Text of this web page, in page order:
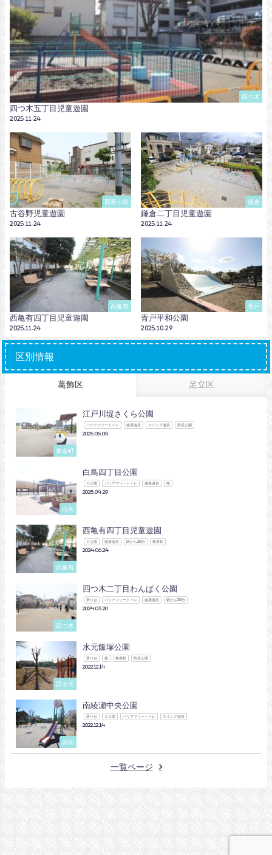
四つ木
四つ木五丁目児童遊園
2025.11.24
西新小岩
古谷野児童遊園
2025.11.24
鎌倉
鎌倉二丁目児童遊園
2025.11.24
西亀有
西亀有四丁目児童遊園
2025.11.24
青戸
青戸平和公園
2025.10.29
区別情報
葛飾区 足立区
東金町
江戸川堤さくら公園
バリアフリートイレ 健康遊具 スイング遊具 防災公園
2025.05.05
白鳥
白鳥四丁目公園
Ｃ公園 バリアフリートイレ 健康遊具 桜
2025.04.29
西亀有
西亀有四丁目児童遊園
Ｃ公園 健康遊具 駅から10分 亀有駅
2024.06.24
四つ木
四つ木二丁目わんぱく公園
滑り台 バリアフリートイレ 健康遊具 駅から10分
2024.03.20
西水元
水元飯塚公園
滑り台 桜 亀有駅 防災公園
2022.12.14
堀切
南綾瀬中央公園
滑り台 Ｃ公園 バリアフリートイレ スイング遊具
2022.12.14
一覧ページ